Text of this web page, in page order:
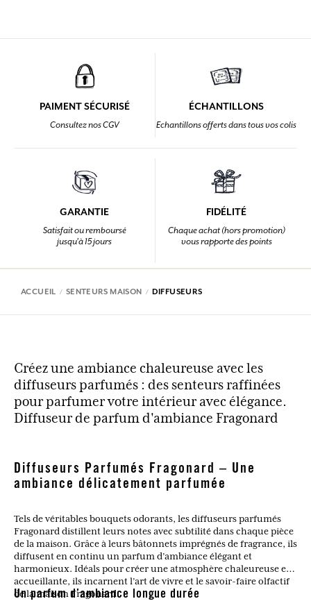
PAIMENT SÉCURISÉ
Consultez nos CGV
ÉCHANTILLONS
Echantillons offerts dans tous vos colis
GARANTIE
Satisfait ou remboursé
jusqu'à 15 jours
FIDÉLITÉ
Chaque achat (hors promotion)
vous rapporte des points
ACCUEIL SENTEURS MAISON DIFFUSEURS
Créez une ambiance chaleureuse avec les
diffuseurs parfumés : des senteurs raffinées
pour parfumer votre intérieur avec élégance.
Diffuseur de parfum d'ambiance Fragonard
Diffuseurs Parfumés Fragonard – Une
ambiance délicatement parfumée
Tels de véritables bouquets odorants, les diffuseurs parfumés
Fragonard distillent leurs notes avec subtilité dans chaque pièce
de la maison. Grâce à leurs bâtonnets imprégnés de fragrance, ils
diffusent en continu un parfum d’ambiance élégant et
harmonieux. Idéals pour créer une atmosphère chaleureuse et
accueillante, ils incarnent l’art de vivre et le savoir-faire olfactif
de la maison Fragonard.
Un parfum d’ambiance longue durée